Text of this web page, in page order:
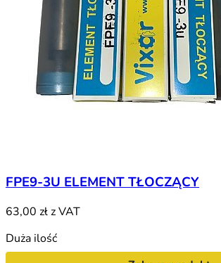
FPE9-3U ELEMENT TŁOCZĄCY
63,00 złz VAT
Duża ilość